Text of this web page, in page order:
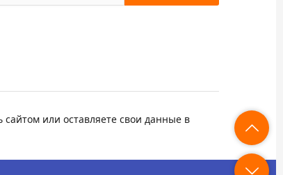
сайтом или оставляете свои данные в